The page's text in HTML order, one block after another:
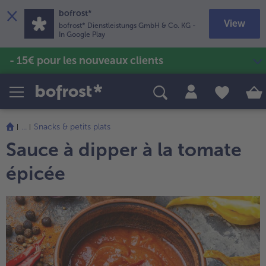
Produits
Poissons & Fruits de mer
TousPoissons & Fruits de mer
TousPommes de terre & Frites
Sans gluten & Sans lactose
TousSans gluten & Sans lactose
Vins & Bières
Volailles & Viandes
TousFruits
Glaces
TousGlaces
Légumes
TousLégumes
Plats cuisinés
Recettes
Soupes & veloutés
- 15€ pour les nouveaux clients
... Snacks & petits plats
Sauce à dipper à la tomate
épicée
× bofrost*
bofrost* Dienstleistungs GmbH & Co. KG -
In Google Play
View